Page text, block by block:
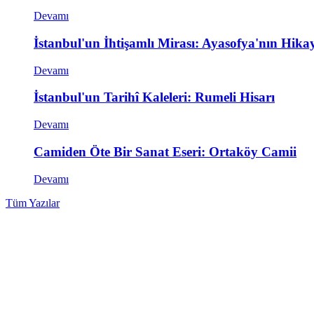
Devamı
İstanbul'un İhtişamlı Mirası: Ayasofya'nın
Devamı
İstanbul'un Tarihî Kaleleri: Rumeli Hisarı
Devamı
Camiden Öte Bir Sanat Eseri: Ortaköy Camii
Devamı
Tüm Yazılar